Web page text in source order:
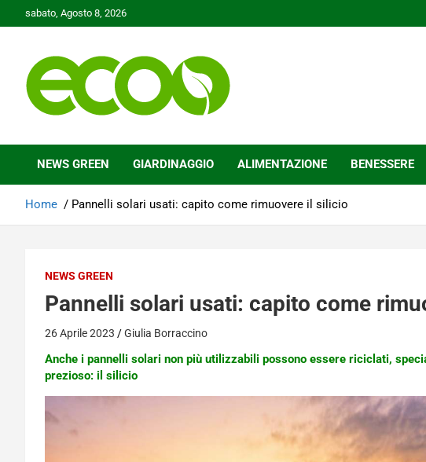
to
sabato, Agosto 8, 2026
Ecoo.it
NEWS GREEN GIARDINAGGIO ALIMENTAZIONE BENESSERE
Home Pannelli solari usati: capito come rimuovere il silicio
NEWS GREEN
Pannelli solari usati: capito come
26 Aprile 2023 Giulia Borraccino
Anche i pannelli solari non più utilizzabili possono essere riciclati,
prezioso: il silicio